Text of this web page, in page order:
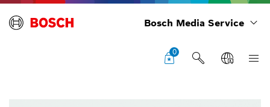
Bosch Media Service
0